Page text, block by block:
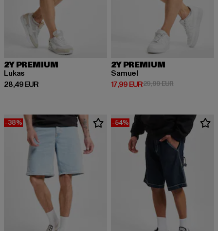
2Y PREMIUM
Lukas
28,49 EUR
Prix courant: 28,49 EUR
2Y PREMIUM
Samuel
17,99 EUR
Prix courant: 17,99 EUR
29,99 EURPrix en
-38% -54%